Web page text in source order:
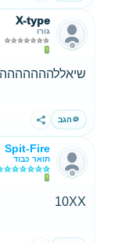
X-type
גורו
שיאללההההההה
הגב שתף
Spit-Fire
תואר כבוד
10XX